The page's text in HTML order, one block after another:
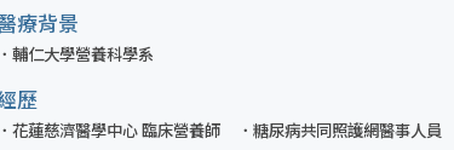
療背景
輔仁大學營養科學系
歷
花蓮慈濟醫學中心 臨床營養師 糖尿病共同照護網醫事人員